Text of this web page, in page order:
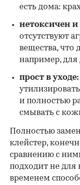
есть дома:
нетоксичен и
отсутствуют
вещества, что
например, для
прост в уходе:
и полностью
смывать с
Полностью
клейстер,
сравнению с
подходит не для
временем